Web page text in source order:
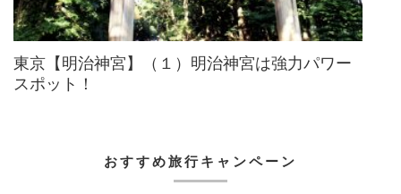
東京【明治神宮】（１）明治神宮は強力パワー
スポット！
おすすめ旅行キャンペーン